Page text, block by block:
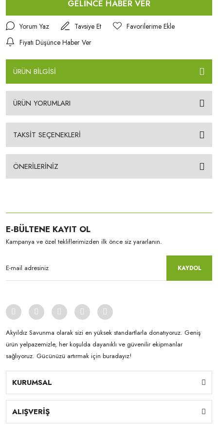
GELİNCE HABER VER
Yorum Yaz
Tavsiye Et
Fiyatı Düşünce Haber Ver
ÜRÜN BİLGİSİ
ÜRÜN YORUMLARI
TAKSİT SEÇENEKLERİ
ÖNERİLERİNİZ
E-BÜLTENE KAYIT OL
Kampanya ve özel tekliflerimizden ilk önce siz yararlanın.
KAYDOL
Akyıldız Savunma olarak sizi en yüksek standartlarla donatıyoruz. Geniş
ürün yelpazemizle, her koşulda dayanıklı ve güvenilir ekipmanlar
sağlıyoruz. Gücünüzü artırmak için buradayız!
KURUMSAL
ALIŞVERİŞ